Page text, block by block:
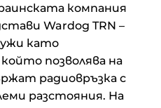
компания
Wardog TRN –
като
позволява на
радиовръзка с
разстояния. На